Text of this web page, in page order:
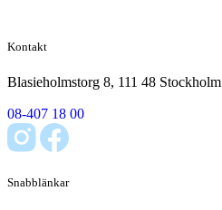
Kontakt
Blasieholmstorg 8, 111 48 Stockholm
08-407 18 00
Snabblänkar